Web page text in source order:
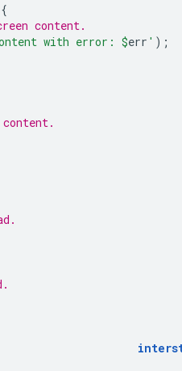
{
content.
with error: $err ' );